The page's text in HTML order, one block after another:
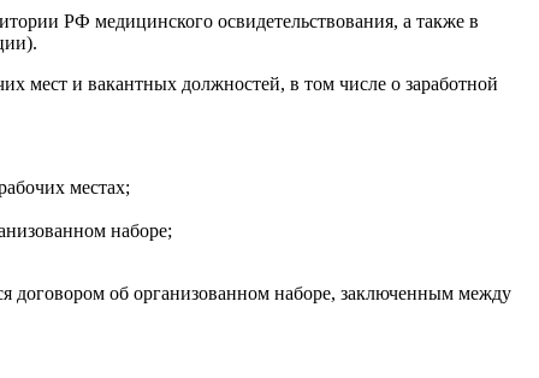
РФ медицинского освидетельствования, а также в
мест и вакантных должностей, в том числе о заработной
местах;
наборе;
договором об организованном наборе, заключенным между